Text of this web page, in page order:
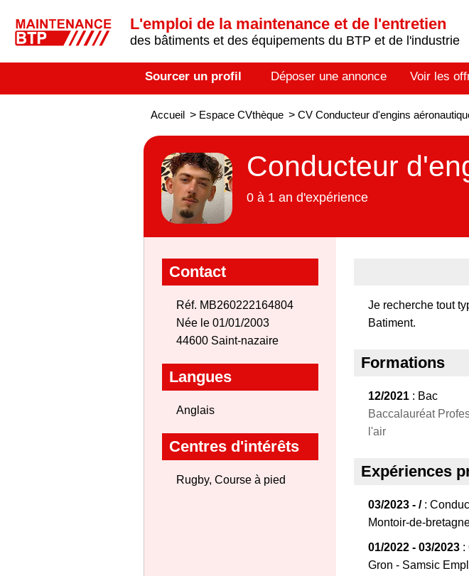
L'emploi de la maintenance et de l'entretien
des bâtiments et des équipements du BTP et de l'industrie
Sourcer un profil Déposer une annonce Voir les
Accueil > Espace CVthèque > CV Conducteur d'engins
Conducteur
0 à 1 an d'expérience
Contact
Réf. MB260222164804
Née le 01/01/2003
44600 Saint-nazaire
Langues
Anglais
Centres d'intérêts
Rugby, Course à pied
Je recherche tout
Batiment.
Formations
12/2021 : Bac
Baccalauréat
l'air
Expériences
03/2023 - /:
Montoir-de-
01/2022 - 03/2023 :
Gron - Samsic